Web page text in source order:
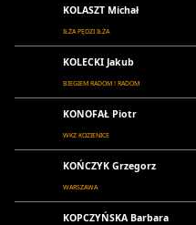
KOLASZT Michał
IŁŻA PĘDZI IŁŻA
KOLECKI Jakub
BIEGIEM RADOM ! RADOM
KONOFAŁ Piotr
WKZ KOZIENICE
KOŃCZYK Grzegorz
WARSZAWA
KOPCZYŃSKA Barbara